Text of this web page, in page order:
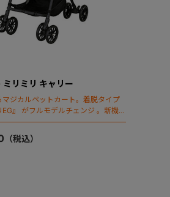
ミリミリ キャリー
マジカルペットカート。着脱タイプ
』 がフルモデルチェンジ 。新機能
ォールディング」搭載